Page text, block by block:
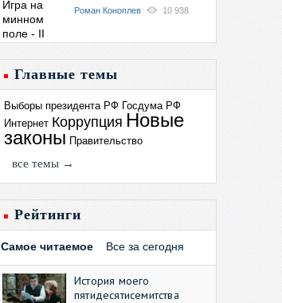
Роман Коноплев 10 938
Главные темы
Выборы президента РФ Госдума РФ
Интернет Коррупция Новые
законы Правительство
все темы →
Рейтинги
Самое читаемое Все за сегодня
История моего
пятидесятисемитства